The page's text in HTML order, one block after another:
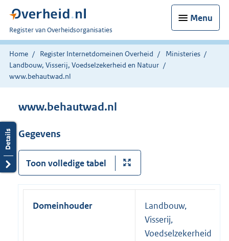
Menu
U
bent
nu
hier:
Register van Overheidsorganisaties
Home Register Internetdomeinen Overheid
Ministeries
Landbouw, Visserij, Voedselzekerheid en Natuur
www.behautwad.nl
www.behautwad.nl
Gegevens
Toon volledige tabel
Domeinhouder
Landbouw,
Visserij,
Voedselzekerheid